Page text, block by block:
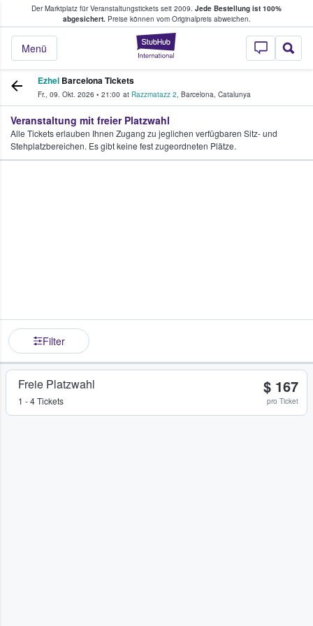
Der Marktplatz für Veranstaltungstickets seit 2009. Jede Bestellung ist 100%
abgesichert.Preise können vom Originalpreis abweichen.
StubHub - Wo
Menü
Tickets kaufen & verkaufen
Ezhel Barcelona Tickets
Fr., 09. Okt. 2026 • 21:00 at Razzmatazz 2, Barcelona, Catalunya
Veranstaltung mit freier Platzwahl
Alle Tickets erlauben Ihnen Zugang zu jeglichen verfügbaren Sitz- und
Stehplatzbereichen. Es gibt keine fest zugeordneten Plätze.
Filter
Freie Platzwahl
1 - 4 Tickets
$ 167
pro Ticket